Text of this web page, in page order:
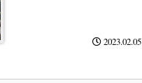
2023.02.05